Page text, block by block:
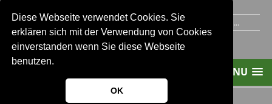
Diese Webseite verwendet Cookies. Sie
erklären sich mit der Verwendung von Cookies
einverstanden wenn Sie diese Webseite
benutzen.
OK
Ich habe ein Jahr im Gasthaus Hugo Pape verbracht..Habe ihn...
Unser Gästebuch besuchen
MENU